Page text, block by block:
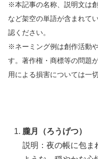
※本記事の名称、説明文は
など架空の単語が含まれて
認ください。
※ネーミング例は創作活動
す。著作権・商標等の問題
用による損害については一
朧月（ろうげつ）
説明：夜の帳に包ま